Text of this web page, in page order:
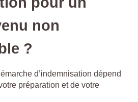
non
?
d’indemnisation dépend
préparation et de votre